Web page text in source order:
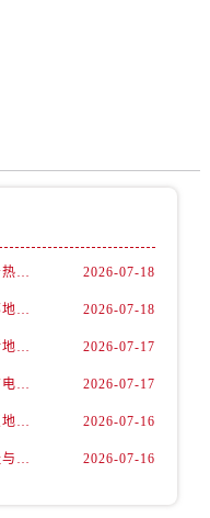
辽宁省盘锦市兴隆台区石油大街售后服务中心（需提前预约）
辽宁省沈阳市沈河区中街路83号亨得利名表维修授权店1楼售后服务中心（需提前预约）
北京市朝阳区建国门外大街甲6号华熙国际中心D座11层1102室售后服务中心（需提前预约）
北京市东城区东长安街1号王府井东方广场W3座6层602室售后服务中心（需提前预约）
欧米茄中国官方售后服务中心｜服务热线及详细地址权威信息公告（2026年7月最新） 2026-07-18
欧米茄中国官方售后服务中心｜全部地址与售后电话权威信息声明（2026年7月最新） 2026-07-18
欧米茄中国官方售后服务中心｜最新地址及官方服务热线权威信息公告（2026年7月最新） 2026-07-17
欧米茄中国官方售后服务中心｜官方电话和维修地址权威信息公告（2026年7月最新） 2026-07-17
欧米茄中国官方售后服务中心｜网点地址和官方热线权威信息通知（2026年7月最新） 2026-07-16
欧米茄中国官方售后服务中心｜地址与24小时服务电话权威信息公告（2026年7月最新） 2026-07-16